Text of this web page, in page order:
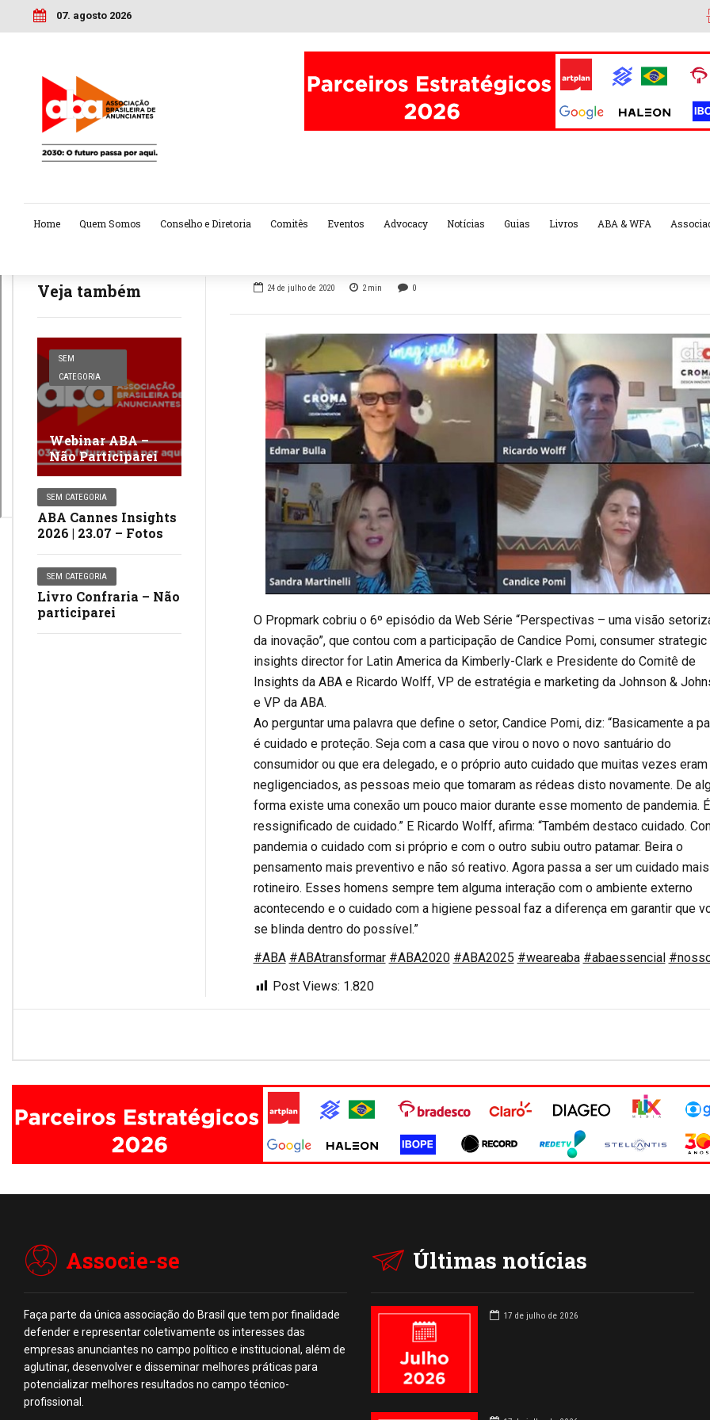
07. agosto 2026
Home Quem Somos Conselho e Diretoria Comitês Eventos Advocacy Notícias Guias Livros ABA & WFA
Veja também
SEM
CATEGORIA
Webinar ABA –
Não Participarei
SEM CATEGORIA
ABA Cannes Insights
2026 | 23.07 – Fotos
SEM CATEGORIA
Livro Confraria – Não
participarei
24 de julho de 2020 2min 0
O Propmark cobriu o 6º episódio da Web Série “Perspectivas – uma visão
da inovação”, que contou com a participação de Candice Pomi, consumer strategic
insights director for Latin America da Kimberly-Clark e Presidente do Comitê de
Insights da ABA e Ricardo Wolff, VP de estratégia e marketing da Johnson &
e VP da ABA.
Ao perguntar uma palavra que define o setor, Candice Pomi, diz: “Basicamente a
é cuidado e proteção. Seja com a casa que virou o novo o novo santuário do
consumidor ou que era delegado, e o próprio auto cuidado que muitas vezes eram
negligenciados, as pessoas meio que tomaram as rédeas disto novamente. De
forma existe uma conexão um pouco maior durante esse momento de pandemia.
ressignificado de cuidado.” E Ricardo Wolff, afirma: “Também destaco cuidado.
pandemia o cuidado com si próprio e com o outro subiu outro patamar. Beira o
pensamento mais preventivo e não só reativo. Agora passa a ser um cuidado mais
rotineiro. Esses homens sempre tem alguma interação com o ambiente externo
acontecendo e o cuidado com a higiene pessoal faz a diferença em garantir que
se blinda dentro do possível.”
#ABA #ABAtransformar #ABA2020 #ABA2025 #weareaba #abaessencial
Post Views: 1.820
Associe-se
Faça parte da única associação do Brasil que tem por finalidade
defender e representar coletivamente os interesses das
empresas anunciantes no campo político e institucional, além de
aglutinar, desenvolver e disseminar melhores práticas para
potencializar melhores resultados no campo técnico-
profissional.
Últimas notícias
17 de julho de 2026